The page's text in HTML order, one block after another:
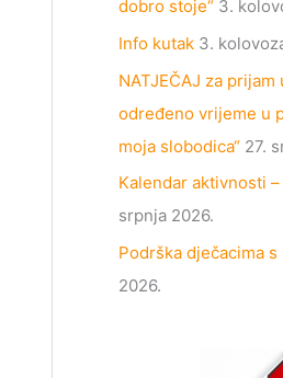
dobro stoje“ 3.
Info kutak 3.
NATJEČAJ za
određeno vrijeme u
moja slobodica“ 27.
Kalendar aktivnosti
srpnja 2026.
Podrška dječacima s
2026.